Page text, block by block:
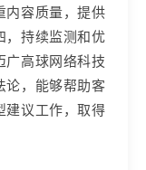
内容质量，提供
，持续监测和优
广高球网络科技
论，能够帮助客
建议工作，取得